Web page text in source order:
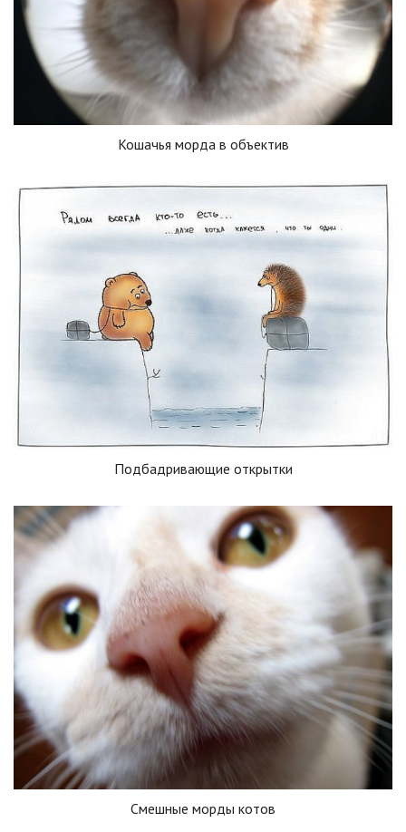
Кошачья морда в объектив
Подбадривающие открытки
Смешные морды котов